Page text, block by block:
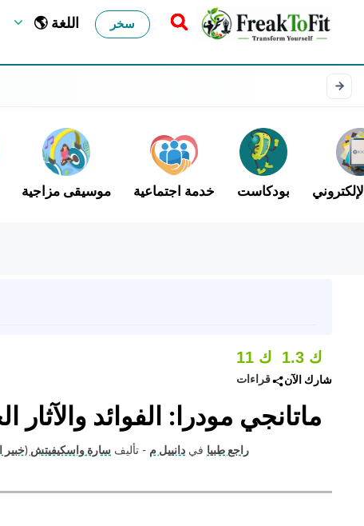
🌎 اللغة سخر
موسيقى مزاجية خدمة اجتماعية بودكاست
11 ك
قراءات
1.3 ك
شارك الآن
ماتانجي مودرا: الفوائد والآثار
راجع طبيا في دانييل م - تأليف سارة واسكيفيتش (خبير